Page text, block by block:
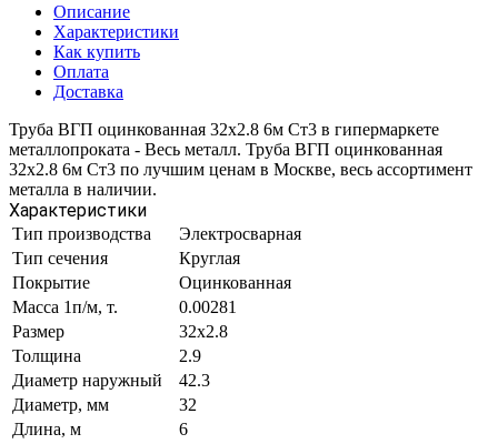
Описание
Характеристики
Как купить
Оплата
Доставка
Труба ВГП оцинкованная 32х2.8 6м Ст3 в гипермаркете
металлопроката - Весь металл. Труба ВГП оцинкованная
32х2.8 6м Ст3 по лучшим ценам в Москве, весь ассортимент
металла в наличии.
Характеристики
Тип производства
Электросварная
Тип сечения
Круглая
Покрытие
Оцинкованная
Масса 1п/м, т.
0.00281
Размер
32х2.8
Толщина
2.9
Диаметр наружный
42.3
Диаметр, мм
32
Длина, м
6